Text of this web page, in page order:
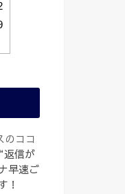
のココ
返信が
早速ご
！